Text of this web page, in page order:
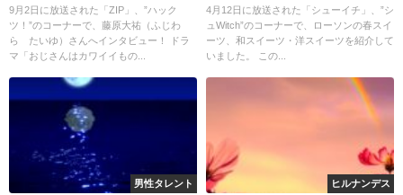
ト
9月2日に放送された「ZIP」、”ハック
ツ！”のコーナーで、藤原大祐（ふじわ
ら たいゆ）さんへインタビュー！ ドラ
マ「おじさんはカワイイもの...
4月12日に放送された「シューイチ」、”シ
ュWitch”のコーナーで、ローソンの春スイ
ーツ、和スイーツ・洋スイーツを紹介して
いました。 この...
男性タレント ヒルナンデス